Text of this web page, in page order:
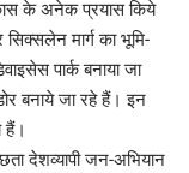
के अनेक प्रयास किये
मार्ग का भूमि-
पार्क बनाया जा
बनाये जा रहे हैं। इन
हैं।
देशव्यापी जन-अभियान